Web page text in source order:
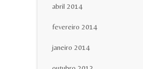
abril 2014
fevereiro 2014
janeiro 2014